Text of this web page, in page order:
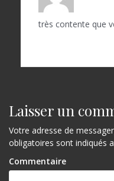
très contente que
Laisser un
Votre adresse de
obligatoires sont indiqués
Commentaire